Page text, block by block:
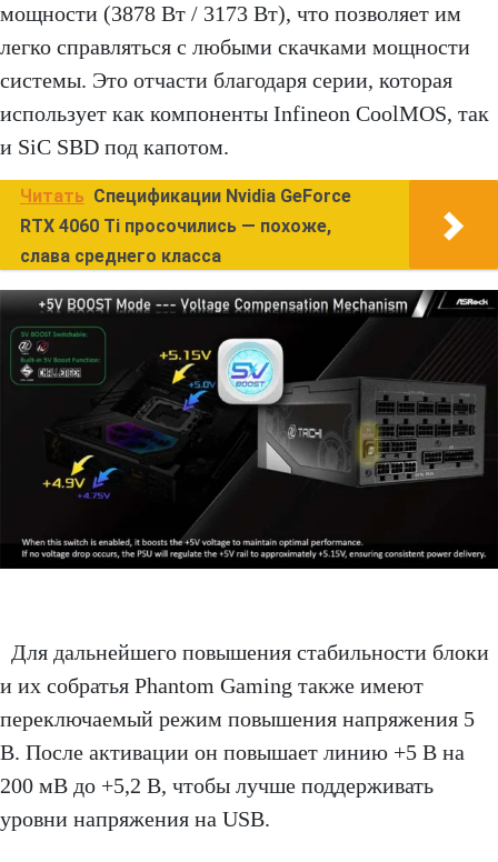
мощности (3878 Вт / 3173 Вт), что позволяет им
легко справляться с любыми скачками мощности
системы. Это отчасти благодаря серии, которая
использует как компоненты Infineon CoolMOS, так
и SiC SBD под капотом.
Читать Спецификации Nvidia GeForce
RTX 4060 Ti просочились — похоже,
слава среднего класса
Для дальнейшего повышения стабильности блоки
и их собратья Phantom Gaming также имеют
переключаемый режим повышения напряжения 5
В. После активации он повышает линию +5 ​​В на
200 мВ до +5,2 В, чтобы лучше поддерживать
уровни напряжения на USB.